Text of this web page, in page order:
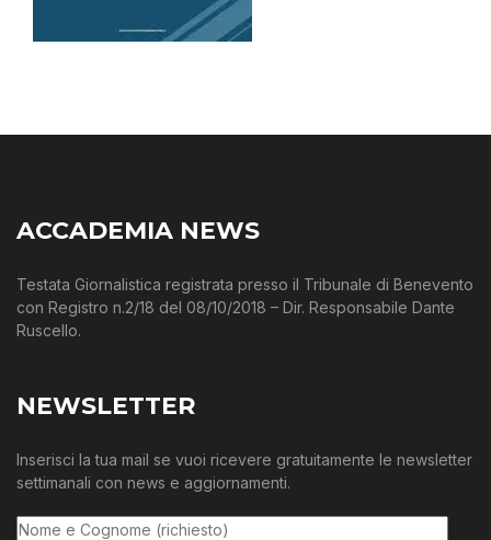
ACCADEMIA NEWS
Testata Giornalistica registrata presso il Tribunale di Benevento
con Registro n.2/18 del 08/10/2018 – Dir. Responsabile Dante
Ruscello.
NEWSLETTER
Inserisci la tua mail se vuoi ricevere gratuitamente le newsletter
settimanali con news e aggiornamenti.